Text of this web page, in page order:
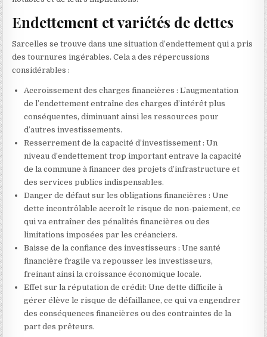
Endettement et variétés de dettes
Sarcelles se trouve dans une situation d’endettement qui a pris
des tournures ingérables. Cela a des répercussions
considérables :
Accroissement des charges financières : L’augmentation
de l’endettement entraîne des charges d’intérêt plus
conséquentes, diminuant ainsi les ressources pour
d’autres investissements.
Resserrement de la capacité d’investissement : Un
niveau d’endettement trop important entrave la capacité
de la commune à financer des projets d’infrastructure et
des services publics indispensables.
Danger de défaut sur les obligations financières : Une
dette incontrôlable accroît le risque de non-paiement, ce
qui va entraîner des pénalités financières ou des
limitations imposées par les créanciers.
Baisse de la confiance des investisseurs : Une santé
financière fragile va repousser les investisseurs,
freinant ainsi la croissance économique locale.
Effet sur la réputation de crédit: Une dette difficile à
gérer élève le risque de défaillance, ce qui va engendrer
des conséquences financières ou des contraintes de la
part des prêteurs.